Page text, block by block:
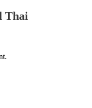
Thai